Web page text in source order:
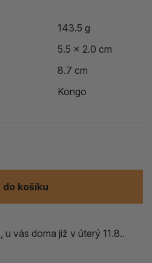
143.5 g
5.5 x 2.0 cm
8.7 cm
Kongo
Vložit do košíku
vás doma již v úterý 11.8..